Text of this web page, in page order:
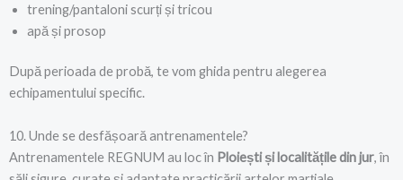
trening/pantaloni scurți și tricou
apă și prosop
După perioada de probă, te vom ghida pentru alegerea
echipamentului specific.
10. Unde se desfășoară antrenamentele?
Antrenamentele REGNUM au loc în Ploiești și localitățile din jur, în